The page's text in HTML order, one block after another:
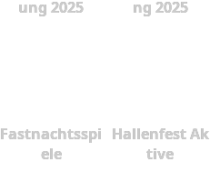
ung 2025
ng 2025
Fastnachtsspi
ele
Hallenfest Ak
tive